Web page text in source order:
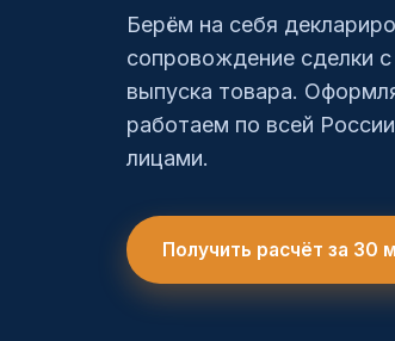
Берём на себя
сопровождение сделки
выпуска товара.
работаем по всей
лицами.
Получить расчёт за 30